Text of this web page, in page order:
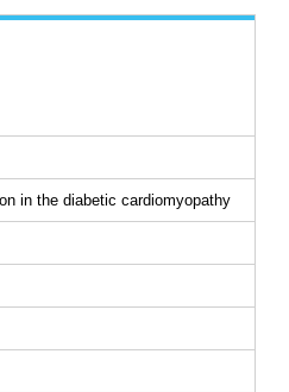
in the diabetic cardiomyopathy